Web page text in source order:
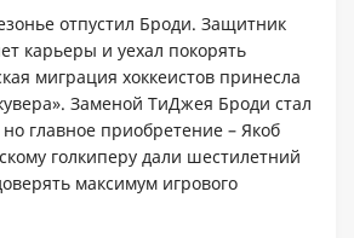
отпустил Броди. Защитник
карьеры и уехал покорять
миграция хоккеистов принесла
Заменой ТиДжея Броди стал
главное приобретение – Якоб
голкиперу дали шестилетний
максимум игрового